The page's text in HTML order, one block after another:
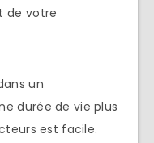
de votre
un
durée de vie plus
est facile.